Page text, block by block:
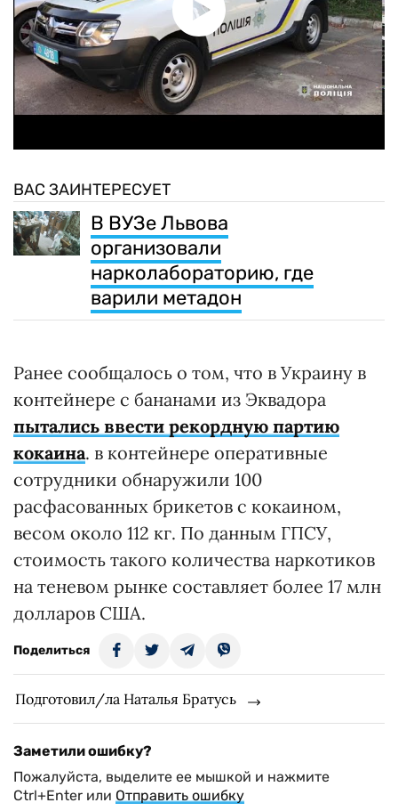
ВАС ЗАИНТЕРЕСУЕТ
В ВУЗе Львова
организовали
нарколабораторию, где
варили метадон
Ранее сообщалось о том, что в Украину в
контейнере с бананами из Эквадора
пытались ввести рекордную партию
кокаина. в контейнере оперативные
сотрудники обнаружили 100
расфасованных брикетов с кокаином,
весом около 112 кг. По данным ГПСУ,
стоимость такого количества наркотиков
на теневом рынке составляет более 17 млн
​​долларов США.
Поделиться
Подготовил/ла Наталья Братусь
Заметили ошибку?
Пожалуйста, выделите ее мышкой и нажмите
Ctrl+Enter или Отправить ошибку